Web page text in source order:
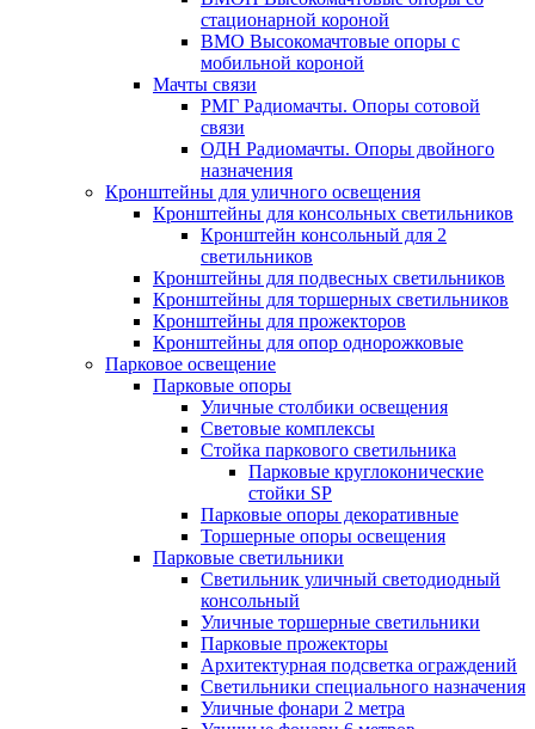
стационарной короной
ВМО Высокомачтовые опоры с
мобильной короной
Мачты связи
РМГ Радиомачты. Опоры сотовoй
связи
ОДН Радиомачты. Опоры двойного
назначения
Кронштейны для уличного освещения
Кронштейны для консольных светильников
Кронштейн консольный для 2
светильников
Кронштейны для подвесных светильников
Кронштейны для торшерных светильников
Кронштейны для прожекторов
Кронштейны для опор однорожковые
Парковое освещение
Парковые опоры
Уличные столбики освещения
Световые комплексы
Стойка паркового светильника
Парковые круглоконические
стойки SP
Парковые опоры декоративные
Торшерные опоры освещения
Парковые светильники
Светильник уличный светодиодный
консольный
Уличные торшерные светильники
Парковые прожекторы
Архитектурная подсветка ограждений
Светильники специального назначения
Уличные фонари 2 метра